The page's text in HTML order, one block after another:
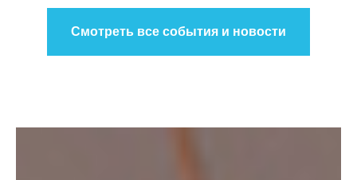
Смотреть все события и новости